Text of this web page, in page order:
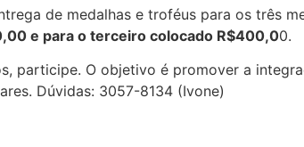
de medalhas e troféus para os três
e para o terceiro colocado R$400,00.
participe. O objetivo é promover a
Dúvidas: 3057-8134 (Ivone)